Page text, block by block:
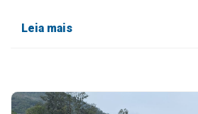
Leia mais